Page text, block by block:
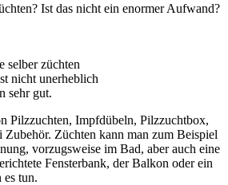
Ist das nicht ein enormer Aufwand?
selber züchten
nicht unerheblich
sehr gut.
Pilzzuchten, Impfdübeln, Pilzzuchtbox,
Züchten kann man zum Beispiel
vorzugsweise im Bad, aber auch eine
Fensterbank, der Balkon oder ein
es tun.